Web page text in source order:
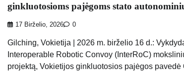
ginkluotosioms pajėgoms stato
17 Birželio, 2026 0
Gilching, Vokietija | 2026 m. birželio 16 d.:
Interoperable Robotic Convoy (InterRoC)
projektą, Vokietijos ginkluotosios pajėgos pavedė